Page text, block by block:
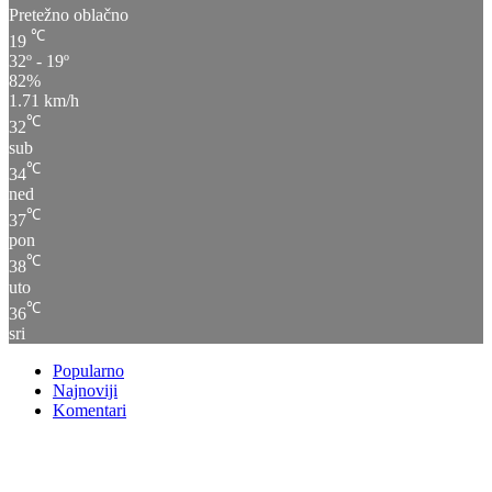
Pretežno oblačno
19 ℃
32º - 19º
82%
1.71 km/h
32℃
sub
34℃
ned
37℃
pon
38℃
uto
36℃
sri
Popularno
Najnoviji
Komentari